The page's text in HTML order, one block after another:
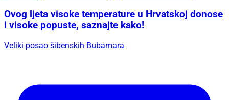
Ovog ljeta visoke temperature u Hrvatskoj donose
i visoke popuste, saznajte kako!
Veliki posao šibenskih Bubamara